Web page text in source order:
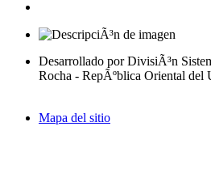
Desarrollado por DivisiÃ³n
Rocha - RepÃºblica Oriental del
Mapa del sitio